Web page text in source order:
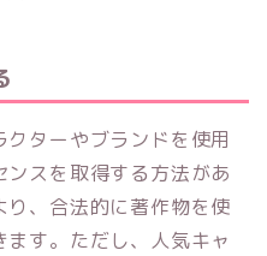
ターやブランドを使用
スを取得する方法があ
り、合法的に著作物を使
す。ただし、人気キャ